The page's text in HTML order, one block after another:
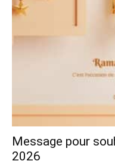
Message pour
2026